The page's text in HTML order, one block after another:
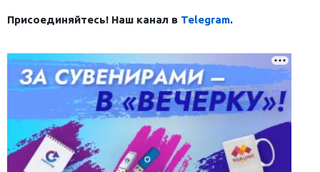
Присоединяйтесь! Наш канал в Telegram.